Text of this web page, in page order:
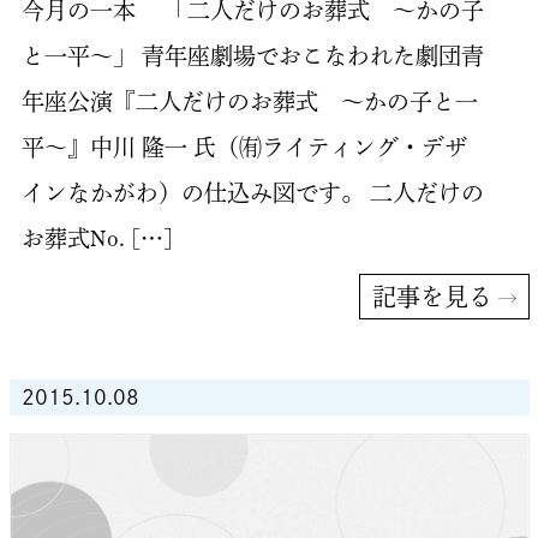
今月の一本 「二人だけのお葬式 ～かの子
と一平～」 青年座劇場でおこなわれた劇団青
年座公演『二人だけのお葬式 ～かの子と一
平～』中川 隆一 氏（㈲ライティング・デザ
インなかがわ）の仕込み図です。 二人だけの
お葬式No. […]
記事を見る
2015.10.08